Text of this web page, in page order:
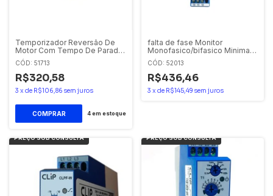
Temporizador Reversão De
Motor Com Tempo De Parada
24-242 Vca/vcc CLRM Clip
CÓD: 51713
R$320,58
3 x de R$106,86 sem juros
4em estoque
falta de fase Monitor
Monofasico/bifasico Minima E
Maxima Tensão Clpt-2f 220v
CÓD: 52013
R$436,46
3 x de R$145,49 sem juros